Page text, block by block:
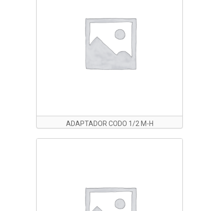
ADAPTADOR CODO 1/2 M-H